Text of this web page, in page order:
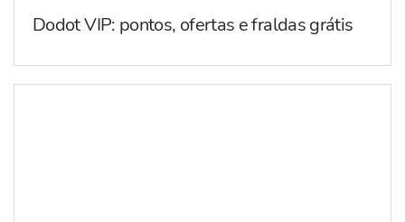
Dodot VIP: pontos, ofertas e fraldas grátis